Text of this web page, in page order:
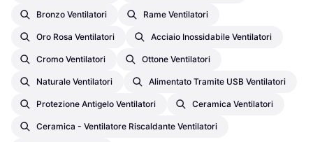
Bronzo Ventilatori Rame Ventilatori
Oro Rosa Ventilatori Acciaio Inossidabile Ventilatori
Cromo Ventilatori Ottone Ventilatori
Naturale Ventilatori Alimentato Tramite USB Ventilatori
Protezione Antigelo Ventilatori Ceramica Ventilatori
Ceramica - Ventilatore Riscaldante Ventilatori